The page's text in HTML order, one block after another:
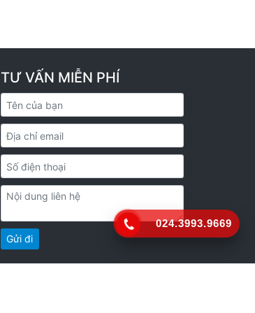
TƯ VẤN MIỄN PHÍ
024.3993.9669